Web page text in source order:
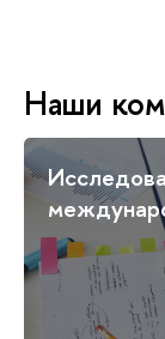
Наши